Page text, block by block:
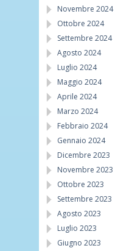
Novembre 2024
Ottobre 2024
Settembre 2024
Agosto 2024
Luglio 2024
Maggio 2024
Aprile 2024
Marzo 2024
Febbraio 2024
Gennaio 2024
Dicembre 2023
Novembre 2023
Ottobre 2023
Settembre 2023
Agosto 2023
Luglio 2023
Giugno 2023